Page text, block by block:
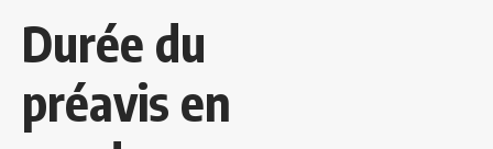
Durée du
préavis en